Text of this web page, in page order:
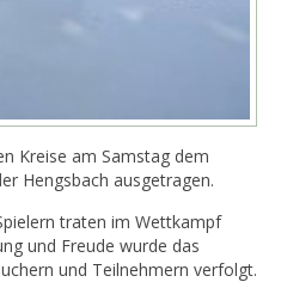
Kreise am Samstag dem
Hengsbach ausgetragen.
traten im Wettkampf
und Freude wurde das
und Teilnehmern verfolgt.